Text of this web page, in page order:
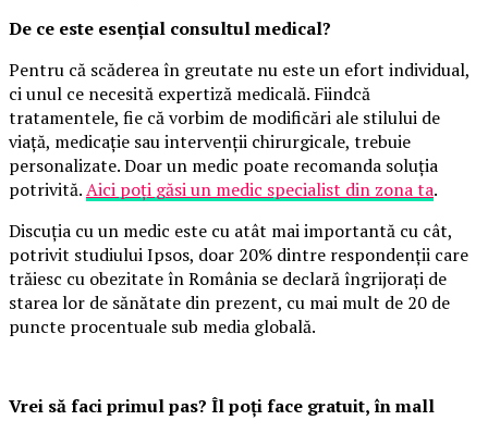
De ce este esențial consultul medical?
Pentru că scăderea în greutate nu este un efort individual,
ci unul ce necesită expertiză medicală. Fiindcă
tratamentele, fie că vorbim de modificări ale stilului de
viață, medicație sau intervenții chirurgicale, trebuie
personalizate. Doar un medic poate recomanda soluția
potrivită.Aici poți găsi un medic specialist din zona ta.
Discuția cu un medic este cu atât mai importantă cu cât,
potrivit studiului Ipsos, doar 20% dintre respondenții care
trăiesc cu obezitate în România se declară îngrijorați de
starea lor de sănătate din prezent, cu mai mult de 20 de
puncte procentuale sub media globală.
Vrei să faci primul pas? Îl poți face gratuit, în mall